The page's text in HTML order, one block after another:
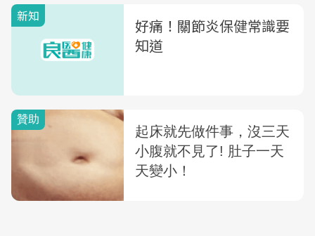
新知
好痛！關節炎保健常識要
知道